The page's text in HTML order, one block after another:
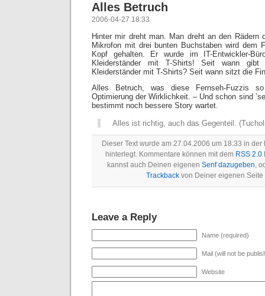
Alles Betruch
2006-04-27 18:33
Hinter mir dreht man. Man dreht an den Rädern
Mikrofon mit drei bunten Buchstaben wird dem
Kopf gehalten. Er wurde im IT-Entwickler-
Kleiderständer mit T-Shirts! Seit wann
Kleiderständer mit T-Shirts? Seit wann sitzt die
Alles Betruch, was diese Fernseh-Fuzzis
Optimierung der Wirklichkeit. – Und schon sind
bestimmt noch bessere Story wartet.
Alles ist richtig, auch das Gegenteil.
Dieser Text wurde am 27.04.2006 um 18:33 in
hinterlegt. Kommentare können mit dem RSS 2.0
kannst auch Deinen eigenen Senf dazugeben,
Trackback von Deiner eigenen Seite
Leave a Reply
Name (required)
Mail (will not be
Website